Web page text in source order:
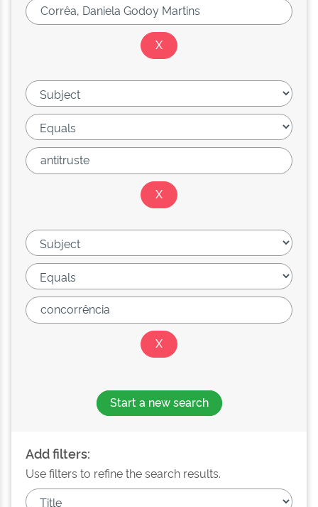
Start a new search
Add filters:
Use filters to refine the search results.